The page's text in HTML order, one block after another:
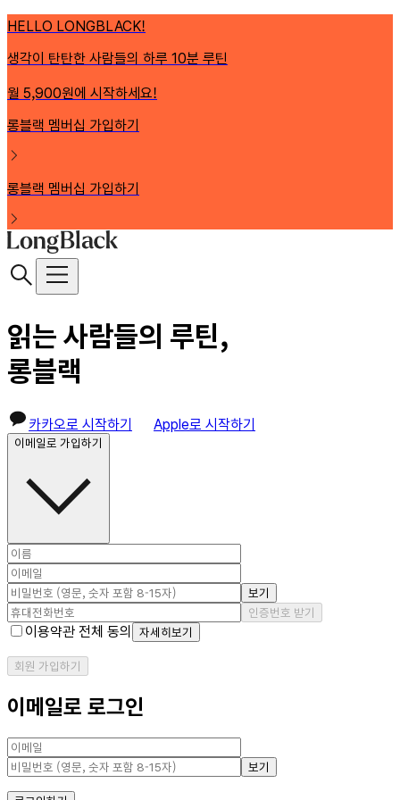
HELLO LONGBLACK!
생각이 탄탄한 사람들의 하루 10분 루틴
월 5,900원에 시작하세요!
롱블랙 멤버십 가입하기
롱블랙 멤버십 가입하기
읽는 사람들의 루틴,
롱블랙
카카오로 시작하기 Apple로 시작하기
이메일로 가입하기
보기
인증번호 받기
이용약관 전체 동의 자세히보기
회원 가입하기
이메일로 로그인
보기